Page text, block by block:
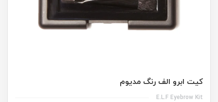
کیت ابرو الف رنگ مدیوم
E.L.F Eyebrow Kit